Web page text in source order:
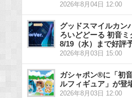
2026年8月04日 12:00
グッドスマイルカン
ろいどどーる 初音
8/19（水）まで好評
2026年8月03日 15:00
ガシャポン®に「初
ルフィギュア」が登
2026年8月03日 12:00